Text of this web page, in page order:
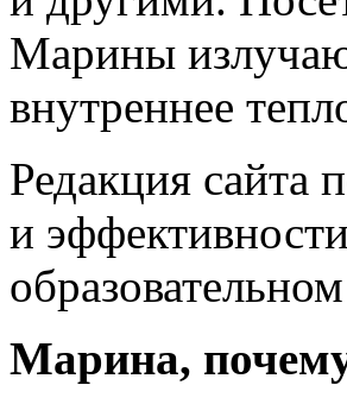
Марины
внутреннее
Редакция сайта
и
Марина,